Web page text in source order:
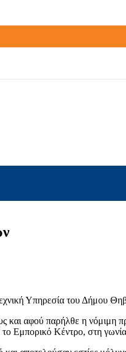
Υπηρεσία του Δήμου
αφού παρήλθε η νόμιμη
Εμπορικό Κέντρο, στη